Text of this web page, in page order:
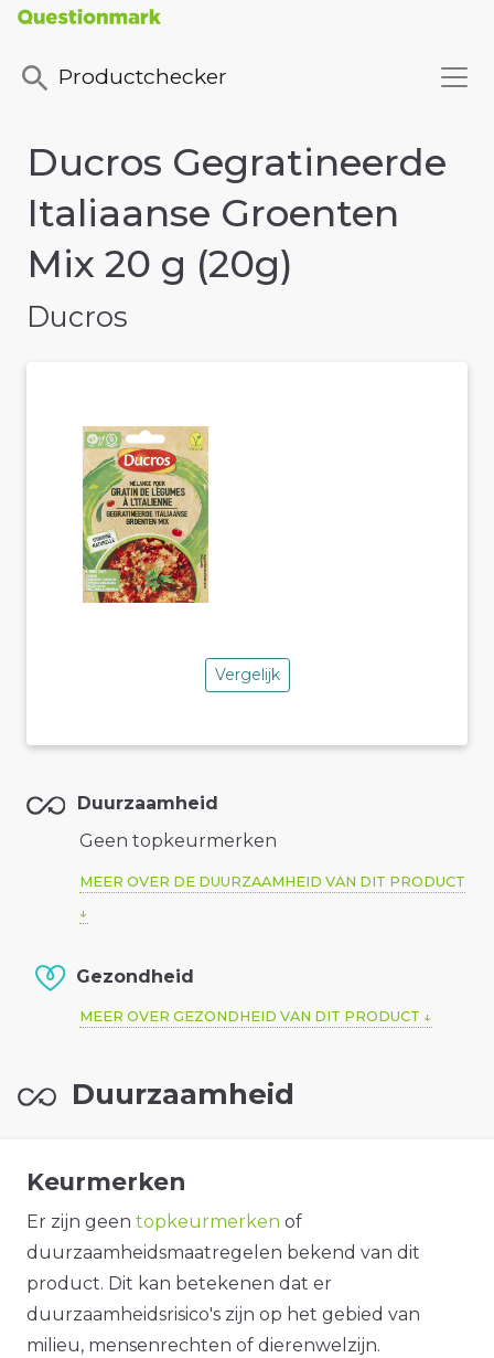
Productchecker
Ducros Gegratineerde
Italiaanse Groenten
Mix 20 g (20g)
Ducros
Vergelijk
Duurzaamheid
Geen topkeurmerken
MEER OVER DE DUURZAAMHEID VAN DIT PRODUCT
Gezondheid
MEER OVER GEZONDHEID VAN DIT PRODUCT
Duurzaamheid
Keurmerken
Er zijn geen topkeurmerken of
duurzaamheidsmaatregelen bekend van dit
product. Dit kan betekenen dat er
duurzaamheidsrisico's zijn op het gebied van
milieu, mensenrechten of dierenwelzijn.